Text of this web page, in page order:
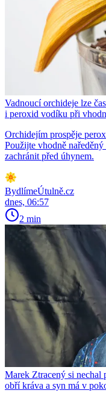
Vadnoucí orchideje lze
i peroxid vodíku při
Orchidejím prospěje
Použijte vhodně
zachránit před úhynem.
BydlímeÚtulně.cz
dnes, 06:57
2 min
Marek Ztracený si
obří kráva a syn má v